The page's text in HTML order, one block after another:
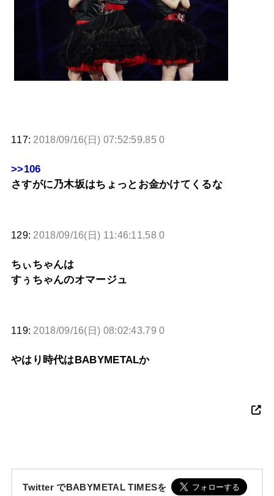
117: 2018/09/16(日) 07:52:59.85 0
>>106
さすがに乃木坂はちょっとお金かけてくるな
129: 2018/09/16(日) 11:46:11.58 0
ちぃちゃんは
すぅちゃんのオマージュ
119: 2018/09/16(日) 08:02:43.79 0
やはり時代はBABYMETALか
Twitter でBABYMETAL TIMESを